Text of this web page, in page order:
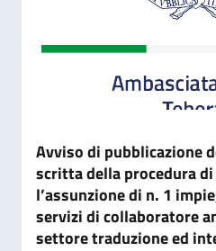
Avviso di pubblicazione
scritta della procedura
l’assunzione di n. 1
servizi di collaboratore
settore traduzione ed